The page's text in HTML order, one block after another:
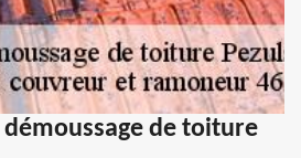
de toiture